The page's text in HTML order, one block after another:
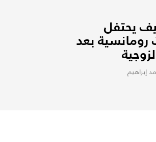
يحتفل
رومانسية بعد
إبراهيم